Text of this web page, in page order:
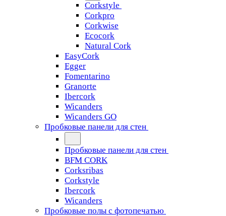
Corkstyle
Corkpro
Corkwise
Ecocork
Natural Cork
EasyCork
Egger
Fomentarino
Granorte
Ibercork
Wicanders
Wicanders GO
Пробковые панели для стен
Пробковые панели для стен
BFM CORK
Corksribas
Corkstyle
Ibercork
Wicanders
Пробковые полы с фотопечатью